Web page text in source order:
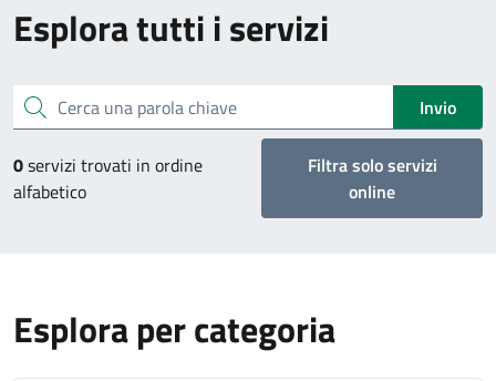
Esplora tutti i servizi
Cerca una parola chiave Invio
0servizi trovati in ordine
alfabetico
Filtra solo servizi
online
Esplora per categoria